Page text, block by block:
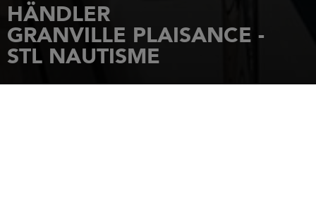
HÄNDLER
GRANVILLE PLAISANCE -
STL NAUTISME